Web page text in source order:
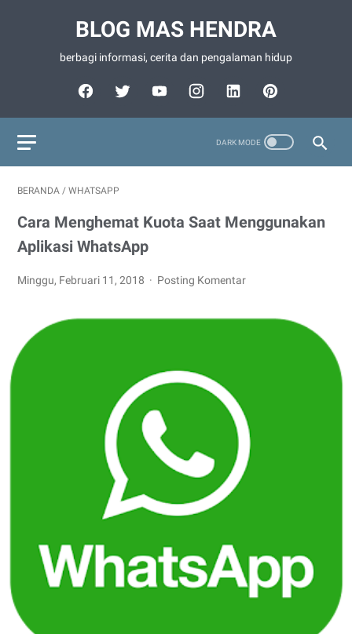
BLOG MAS HENDRA
berbagi informasi, cerita dan pengalaman hidup
BERANDA / WHATSAPP
Cara Menghemat Kuota Saat Menggunakan
Aplikasi WhatsApp
Minggu, Februari 11, 2018 Posting Komentar